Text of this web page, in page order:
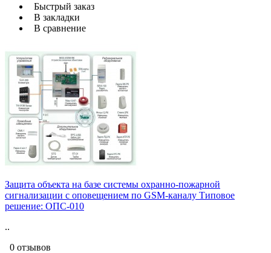
Быстрый заказ
В закладки
В сравнение
Защита объекта на базе системы охранно-пожарной
сигнализации с оповещением по GSM-каналу Типовое
решение: ОПС-010
..
0 отзывов